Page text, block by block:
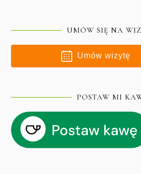
UMÓW SIĘ NA
Umów wizytę
POSTAW MI